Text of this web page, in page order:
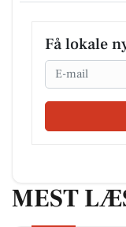
Få lokale
Email
MEST